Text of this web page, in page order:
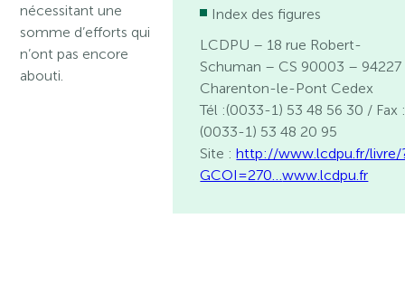
nécessitant une
somme d’efforts qui
n’ont pas encore
abouti.
Index des figures
LCDPU – 18 rue Robert-
Schuman – CS 90003 – 94227
Charenton-le-Pont Cedex
Tél :(0033-1) 53 48 56 30 / Fax
(0033-1) 53 48 20 95
Site :http://www.lcdpu.fr/livre/
GCOI=270…www.lcdpu.fr